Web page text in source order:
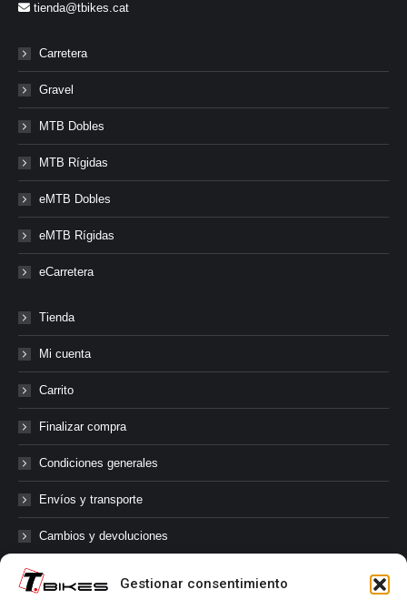
Gestionar consentimiento
tienda@tbikes.cat
Carretera
Gravel
MTB Dobles
MTB Rígidas
eMTB Dobles
eMTB Rígidas
eCarretera
Tienda
Mi cuenta
Carrito
Finalizar compra
Condiciones generales
Envíos y transporte
Cambios y devoluciones